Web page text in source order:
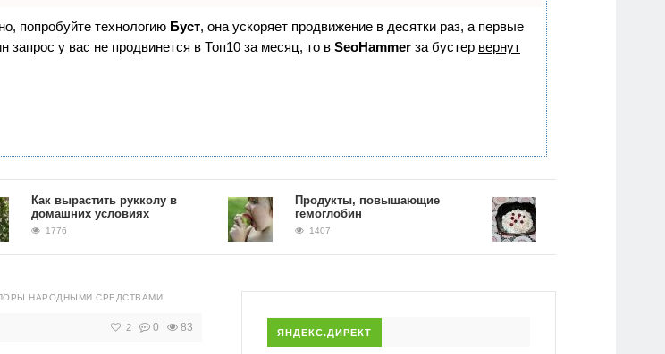
попробуйте технологию Буст, она ускоряет продвижение в десятки раз, а первые
у вас не продвинется в Топ10 за месяц, то в SeoHammer за бустер вернут
вырастить рукколу в
условиях
1776
Продукты, повышающие
гемоглобин
1407
Рецепт гречки на
фото. Как принимать и
питаться во время
1387
НАРОДНЫМИ СРЕДСТВАМИ
2 0 83 ЯНДЕКС.ДИРЕКТ